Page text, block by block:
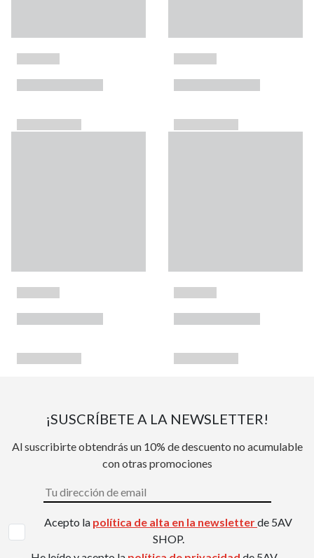
¡SUSCRÍBETE A LA NEWSLETTER!
Al suscribirte obtendrás un 10% de descuento no acumulable
con otras promociones
Acepto la política de alta en la newsletterde 5AV
SHOP.